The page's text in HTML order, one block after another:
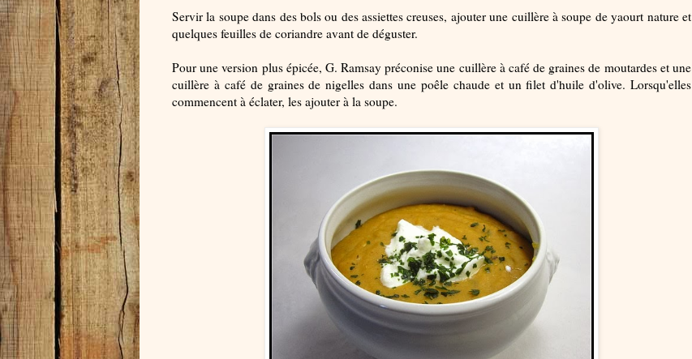
Servir la soupe dans des bols ou des assiettes creuses, ajouter une cuillère à soupe de yaourt nature et
quelques feuilles de coriandre avant de déguster.
Pour une version plus épicée, G. Ramsay préconise une cuillère à café de graines de moutardes et une
cuillère à café de graines de nigelles dans une poêle chaude et un filet d'huile d'olive. Lorsqu'elles
commencent à éclater, les ajouter à la soupe.